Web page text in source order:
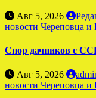
Авг 5, 2026
новости Череповца
Спор дачников с
Авг 5, 2026
новости Череповца